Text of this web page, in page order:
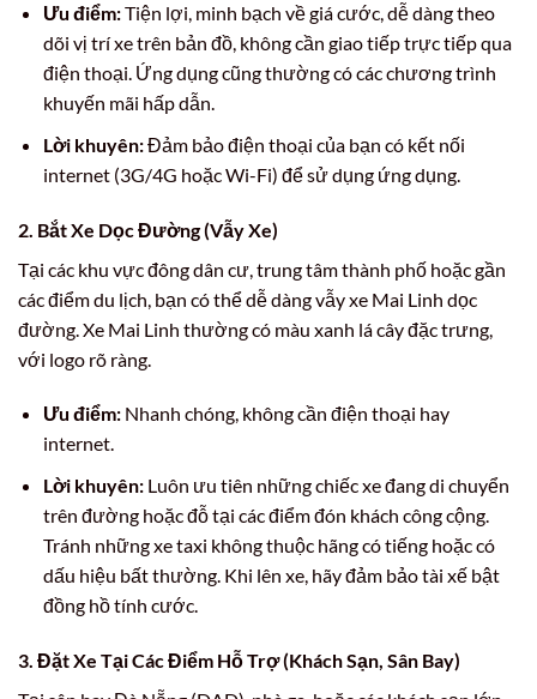
Ưu điểm:Tiện lợi, minh bạch về giá cước, dễ dàng theo
dõi vị trí xe trên bản đồ, không cần giao tiếp trực tiếp qua
điện thoại. Ứng dụng cũng thường có các chương trình
khuyến mãi hấp dẫn.
Lời khuyên:Đảm bảo điện thoại của bạn có kết nối
internet (3G/4G hoặc Wi-Fi) để sử dụng ứng dụng.
2. Bắt Xe Dọc Đường (Vẫy Xe)
Tại các khu vực đông dân cư, trung tâm thành phố hoặc gần
các điểm du lịch, bạn có thể dễ dàng vẫy xe Mai Linh dọc
đường. Xe Mai Linh thường có màu xanh lá cây đặc trưng,
với logo rõ ràng.
Ưu điểm:Nhanh chóng, không cần điện thoại hay
internet.
Lời khuyên:Luôn ưu tiên những chiếc xe đang di chuyển
trên đường hoặc đỗ tại các điểm đón khách công cộng.
Tránh những xe taxi không thuộc hãng có tiếng hoặc có
dấu hiệu bất thường. Khi lên xe, hãy đảm bảo tài xế bật
đồng hồ tính cước.
3. Đặt Xe Tại Các Điểm Hỗ Trợ (Khách Sạn, Sân Bay)